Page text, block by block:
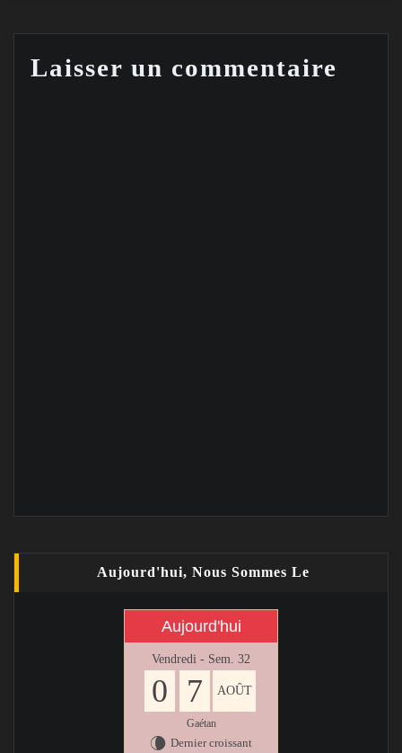
Laisser un commentaire
Aujourd'hui, Nous Sommes Le
Aujourd'hui
Vendredi - Sem. 32
0 7 AOÛT
Gaétan
V Dernier croissant